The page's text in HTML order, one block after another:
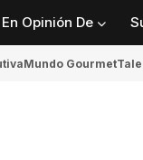
En Opinión De
Mundo Gourmet